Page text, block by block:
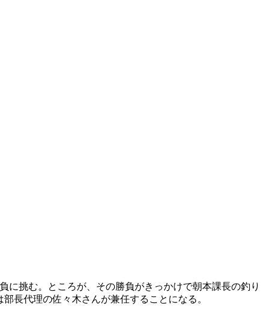
挑む。ところが、その勝負がきっかけで朝本課長の釣り
長代理の佐々木さんが兼任することになる。